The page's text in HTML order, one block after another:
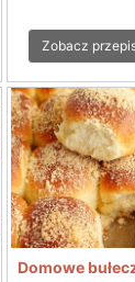
Zobacz
Domowe